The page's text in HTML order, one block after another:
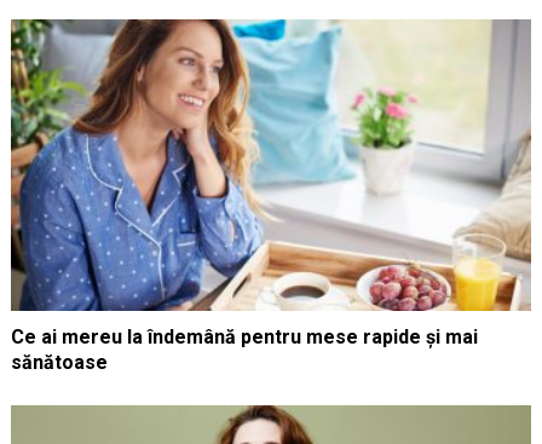
Ce ai mereu la îndemână pentru mese rapide și mai
sănătoase